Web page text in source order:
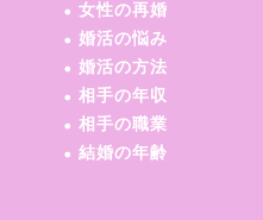
女性の再婚
婚活の悩み
婚活の方法
相手の年収
相手の職業
結婚の年齢